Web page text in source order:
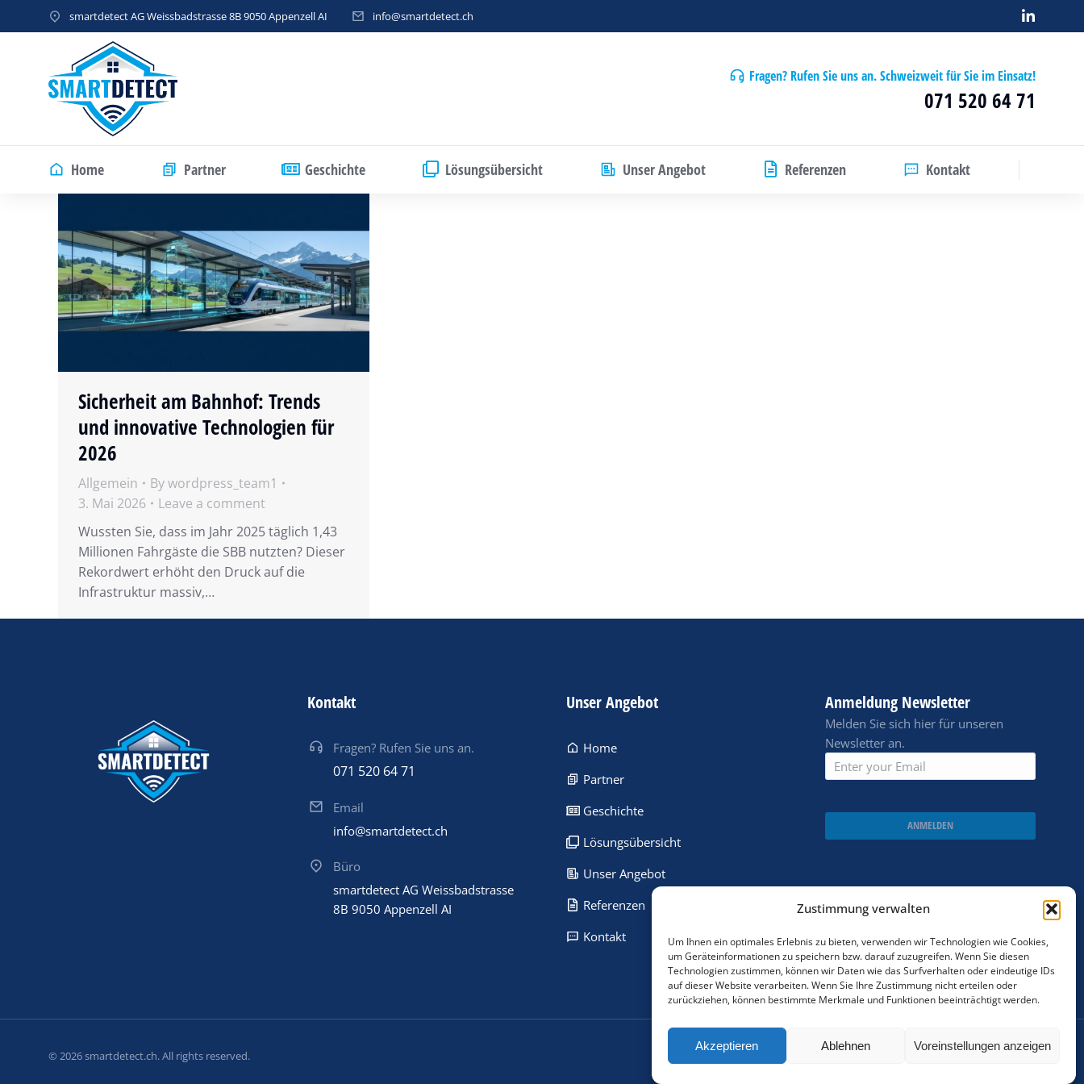
Zustimmung verwalten
Um Ihnen ein optimales Erlebnis zu bieten, verwenden wir Technologien wie Cookies,
um Geräteinformationen zu speichern bzw. darauf zuzugreifen. Wenn Sie diesen
Technologien zustimmen, können wir Daten wie das Surfverhalten oder eindeutige IDs
auf dieser Website verarbeiten. Wenn Sie Ihre Zustimmung nicht erteilen oder
zurückziehen, können bestimmte Merkmale und Funktionen beeinträchtigt werden.
Akzeptieren Ablehnen Voreinstellungen anzeigen
smartdetect AG Weissbadstrasse 8B 9050 Appenzell AI info@smartdetect.ch
Fragen? Rufen Sie uns an. Schweizweit für Sie im Einsatz!
071 520 64 71
Home Partner Geschichte Lösungsübersicht Unser Angebot Referenzen Kontakt
Sicherheit am Bahnhof: Trends
und innovative Technologien für
2026
Allgemein Bywordpress_team1
3. Mai 2026
Leave a comment
Wussten Sie, dass im Jahr 2025 täglich 1,43
Millionen Fahrgäste die SBB nutzten? Dieser
Rekordwert erhöht den Druck auf die
Infrastruktur massiv,…
Kontakt
Fragen? Rufen Sie uns an.
071 520 64 71
Email
info@smartdetect.ch
Büro
smartdetect AG Weissbadstrasse
8B 9050 Appenzell AI
Unser Angebot
Home
Partner
Geschichte
Lösungsübersicht
Unser Angebot
Referenzen
Kontakt
Anmeldung Newsletter
Melden Sie sich hier für unseren
Newsletter an.
ANMELDEN
© 2026 smartdetect.ch. All rights reserved. Cookie policy AGBs